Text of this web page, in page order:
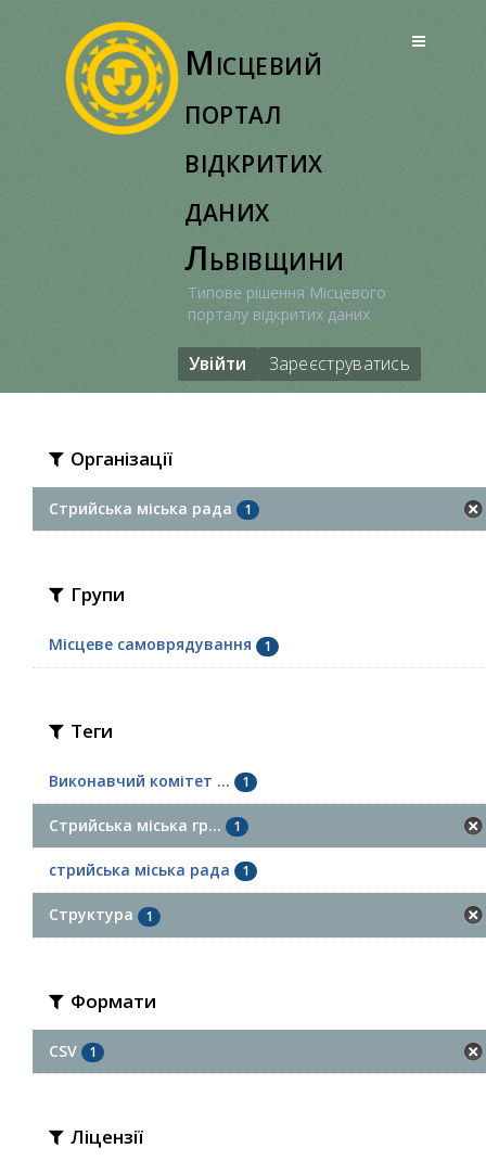
Місцевий
портал
відкритих
даних
Львівщини
Типове рішення Місцевого
порталу відкритих даних
Увійти Зареєструватись
Організації
Стрийська міська рада 1
Групи
Місцеве самоврядування 1
Теги
Виконавчий комітет ... 1
Стрийська міська гр... 1
стрийська міська рада 1
Структура 1
Формати
CSV 1
Ліцензії